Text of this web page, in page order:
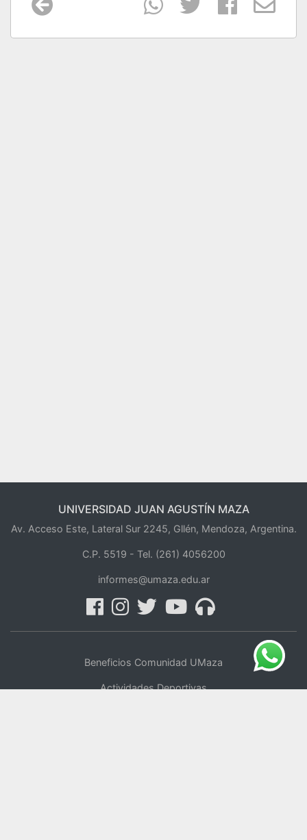
UNIVERSIDAD JUAN AGUSTÍN MAZA
Av. Acceso Este, Lateral Sur 2245, Gllén, Mendoza, Argentina.
C.P. 5519 - Tel. (261) 4056200
informes@umaza.edu.ar
Beneficios Comunidad UMaza
Actividades Deportivas